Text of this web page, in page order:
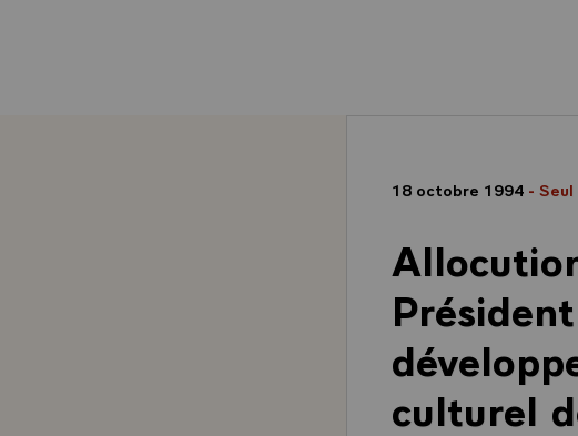
18 octobre 1994 -
culturel